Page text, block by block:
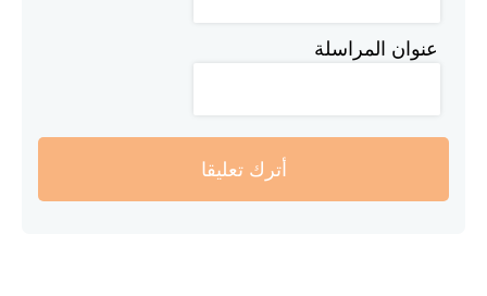
عنوان المراسلة
أترك تعليقا